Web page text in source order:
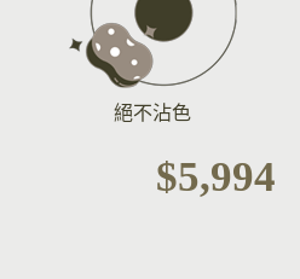
絕不沾色
$5,994